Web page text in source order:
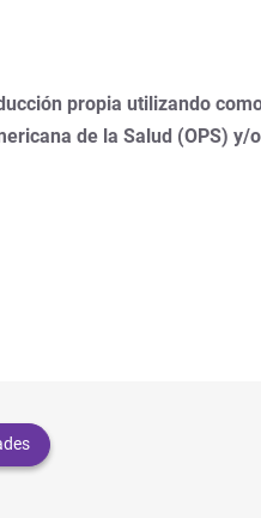
propia utilizando
de la Salud (OPS) y/